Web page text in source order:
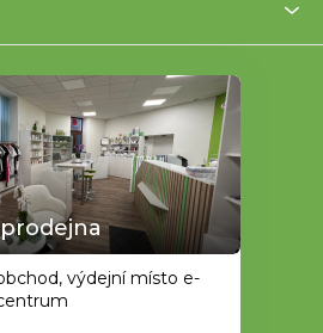
výdejní místo e-